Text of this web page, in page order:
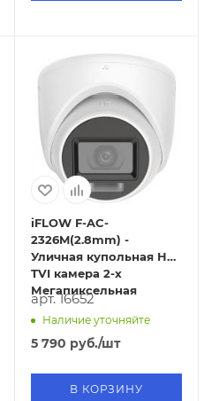
iFLOW F-AC-
2326M(2.8mm) -
Уличная купольная HD-
TVI камера 2-х
Мегапиксельная
арт. 16652
Наличие уточняйте
5 790 руб./шт
В КОРЗИНУ